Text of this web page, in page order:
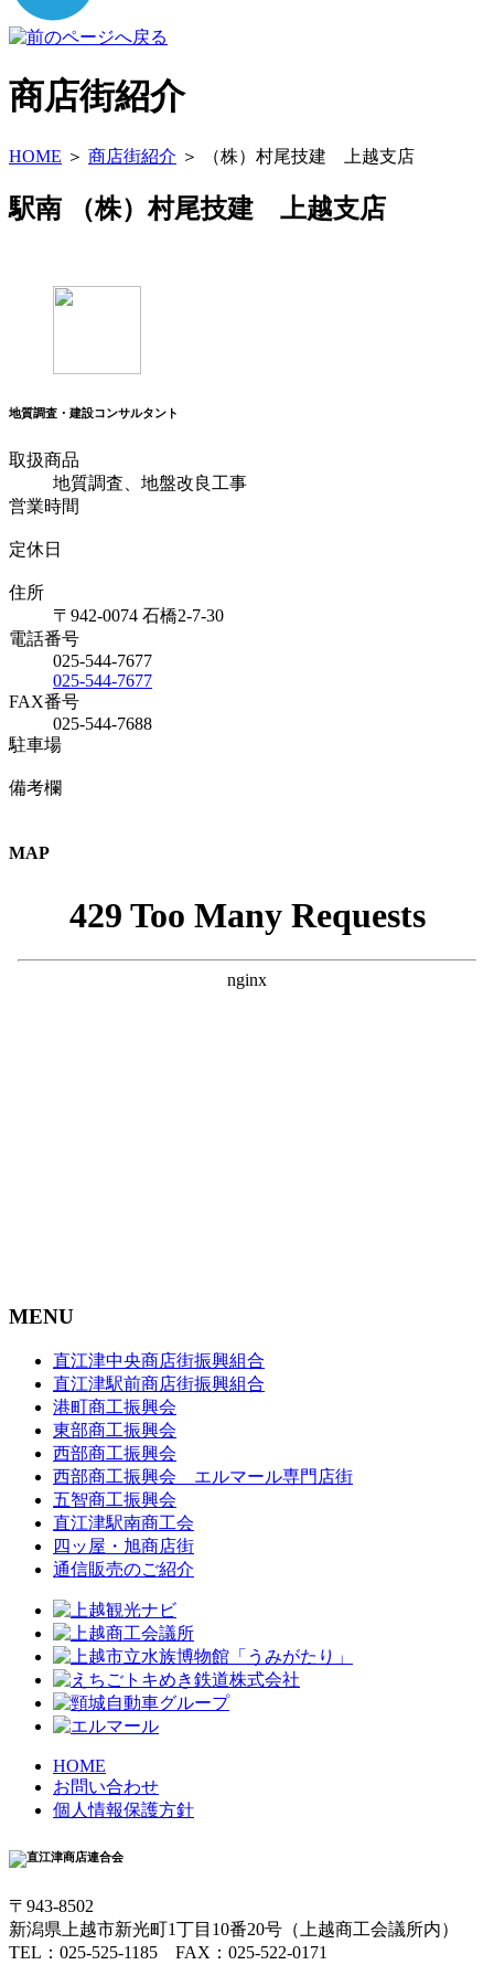
商店街紹介
HOME ＞ 商店街紹介 ＞ （株）村尾技建 上越支店
駅南 （株）村尾技建 上越支店
地質調査・建設コンサルタント
取扱商品
地質調査、地盤改良工事
営業時間
定休日
住所
〒942-0074 石橋2-7-30
電話番号
025-544-7677
025-544-7677
FAX番号
025-544-7688
駐車場
備考欄
MAP
MENU
直江津中央商店街振興組合
直江津駅前商店街振興組合
港町商工振興会
東部商工振興会
西部商工振興会
西部商工振興会 エルマール専門店街
五智商工振興会
直江津駅南商工会
四ッ屋・旭商店街
通信販売のご紹介
HOME
お問い合わせ
個人情報保護方針
〒943-8502
新潟県上越市新光町1丁目10番20号（上越商工会議所内）
TEL：025-525-1185 FAX：025-522-0171